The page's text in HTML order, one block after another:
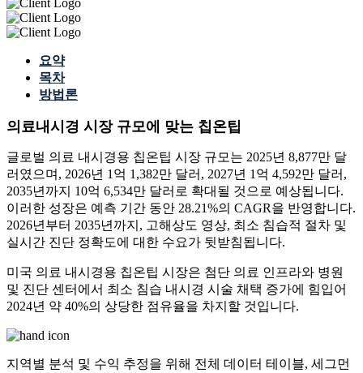
요약
목차
방법론
의료내시경 시장 규모에 맞는 칩온팁
글로벌 의료 내시경용 칩온팁 시장 규모는 2025년 8,877만 달
러였으며, 2026년 1억 1,382만 달러, 2027년 1억 4,592만 달러,
2035년까지 10억 6,534만 달러로 확대될 것으로 예상됩니다.
이러한 성장은 예측 기간 동안 28.21%의 CAGR을 반영합니다.
2026년부터 2035년까지, 고해상도 영상, 최소 침습적 절차 및
실시간 진단 정확도에 대한 수요가 뒷받침됩니다.
미국 의료 내시경용 칩온팁 시장은 첨단 의료 인프라와 병원
및 진단 센터에서 최소 침습 내시경 시술 채택 증가에 힘입어
2024년 약 40%의 상당한 점유율을 차지할 것입니다.
지역별 분석 및 수익 추정을 위해 전체 데이터 테이블, 세그먼